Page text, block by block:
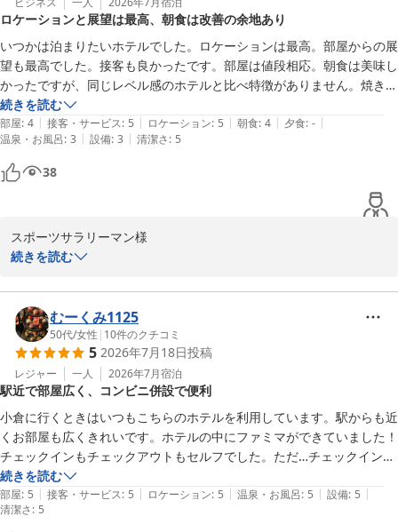
とのこと、何よりでございます。
「次もまた泊まりたい」とのお言葉を励みに、今後も快適なご滞在
をご提供できるよう努めてまいります。
またお迎えできます日を心よりお待ちしております。
リーガロイヤルホテル小倉　お客様サービス担当支配人
リーガロイヤルホテル小倉
2026-08-05
ロケーションと展望は最高、朝食は改善の余地あり
いつかは泊まりたいホテルでした。ロケーションは最高。部屋からの展
望も最高でした。接客も良かったです。部屋は値段相応。朝食は美味し
かったですが、同じレベル感のホテルと比べ特徴がありません。焼き魚
はあまり美味しくなく工夫が必要です。
続きを読む
部屋: 4 | 接客・サービス: 5 | ロケーション: 5 | 朝食: 4 | 夕食: - |
温泉・お風呂: 3 | 設備: 3 | 清潔さ: 5
38
スポーツサラリーマン様
満足いただく事がかないませずお詫び申し上げます。
ご提言を関連部門共有の上、今後ご満足いただけますよう努めて参
りますので、スポーツサラリーマン様に於かれましては、又のご利
用をご検討いただけましたら幸いでございます。
リーガロイヤルホテル小倉　お客様サービス担当支配人
リーガロイヤルホテル小倉
2026-07-28
続きを読む
むーくみ1125
50代/女性 | 10件のクチコミ
5 2026年7月18日投稿
レジャー 一人 2026年7月宿泊
駅近で部屋広く、コンビニ併設で便利
小倉に行くときはいつもこちらのホテルを利用しています。駅からも近
くお部屋も広くきれいです。ホテルの中にファミマができていました！
チェックインもチェックアウトもセルフでした。ただ…チェックインの
ときカードキーの置き場所をもう少しわかりやすくして欲しかったで
す。
続きを読む
部屋: 5 | 接客・サービス: 5 | ロケーション: 5 | 温泉・お風呂: 5 | 設備: 5 |
清潔さ: 5